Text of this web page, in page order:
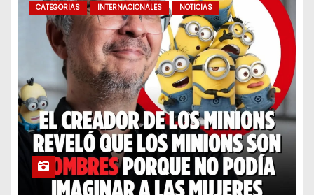
CATEGORIAS INTERNACIONALES NOTICIAS